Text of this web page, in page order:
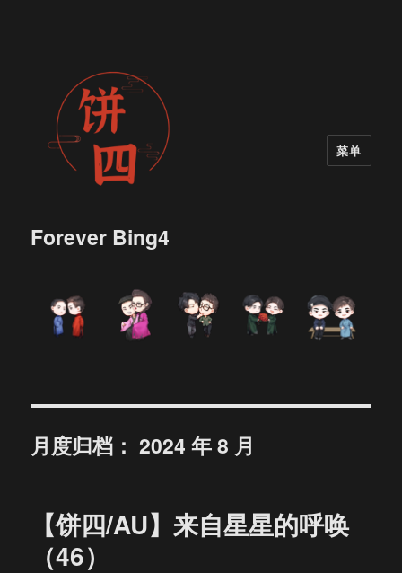
Forever Bing4
菜单
月度归档：2024 年 8 月
【饼四/AU】来自星星的呼唤
（46）